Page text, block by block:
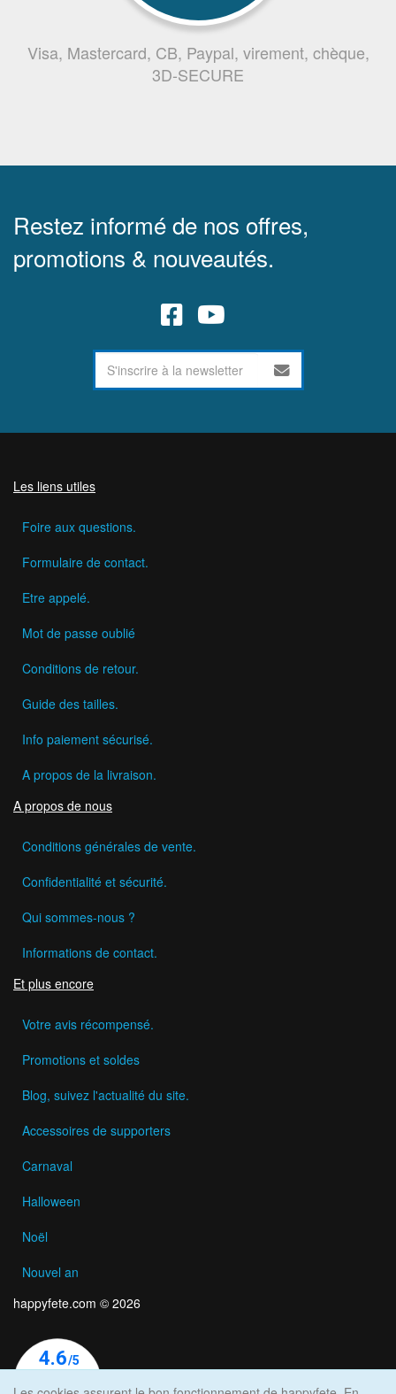
Visa, Mastercard, CB, Paypal, virement, chèque,
3D-SECURE
Restez informé de nos offres,
promotions & nouveautés.
Les liens utiles
Foire aux questions.
Formulaire de contact.
Etre appelé.
Mot de passe oublié
Conditions de retour.
Guide des tailles.
Info paiement sécurisé.
A propos de la livraison.
A propos de nous
Conditions générales de vente.
Confidentialité et sécurité.
Qui sommes-nous ?
Informations de contact.
Et plus encore
Votre avis récompensé.
Promotions et soldes
Blog, suivez l'actualité du site.
Accessoires de supporters
Carnaval
Halloween
Noël
Nouvel an
happyfete.com © 2026